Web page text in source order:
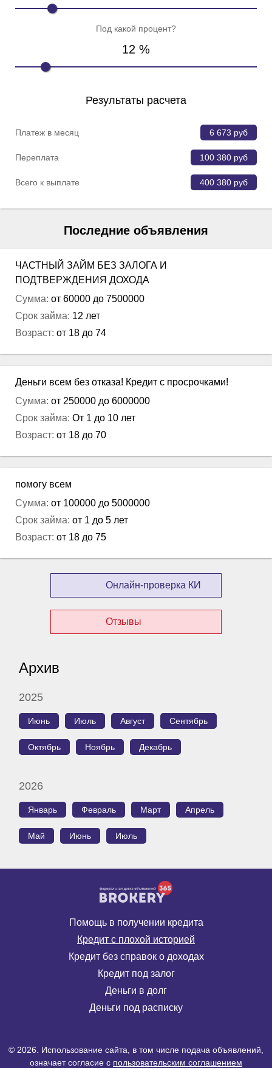
Под какой процент?
12 %
Результаты расчета
Платеж в месяц 6 673 руб
Переплата 100 380 руб
Всего к выплате 400 380 руб
Последние объявления
ЧАСТНЫЙ ЗАЙМ БЕЗ ЗАЛОГА И
ПОДТВЕРЖДЕНИЯ ДОХОДА
Сумма: от 60000 до 7500000
Срок займа: 12 лет
Возраст: от 18 до 74
Деньги всем без отказа! Кредит с просрочками!
Сумма: от 250000 до 6000000
Срок займа: От 1 до 10 лет
Возраст: от 18 до 70
помогу всем
Сумма: от 100000 до 5000000
Срок займа: от 1 до 5 лет
Возраст: от 18 до 75
Онлайн-проверка КИ
Отзывы
Архив
2025
Июнь Июль Август Сентябрь
Октябрь Ноябрь Декабрь
2026
Январь Февраль Март Апрель
Май Июнь Июль
Помощь в получении кредита
Кредит с плохой историей
Кредит без справок о доходах
Кредит под залог
Деньги в долг
Деньги под расписку
© 2026. Использование сайта, в том числе подача объявлений,
означает согласие с пользовательским соглашением